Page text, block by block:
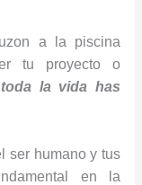
a la piscina
tu proyecto o
la vida has
ser humano y tus
en la